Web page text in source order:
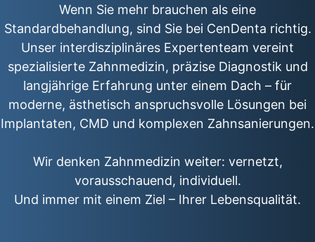
Wenn Sie mehr brauchen als eine
Standardbehandlung, sind Sie bei CenDenta richtig.
Unser interdisziplinäres Expertenteam vereint
spezialisierte Zahnmedizin, präzise Diagnostik und
langjährige Erfahrung unter einem Dach – für
moderne, ästhetisch anspruchsvolle Lösungen bei
Implantaten, CMD und komplexen Zahnsanierungen.
Wir denken Zahnmedizin weiter: vernetzt,
vorausschauend, individuell.
Und immer mit einem Ziel – Ihrer Lebensqualität.